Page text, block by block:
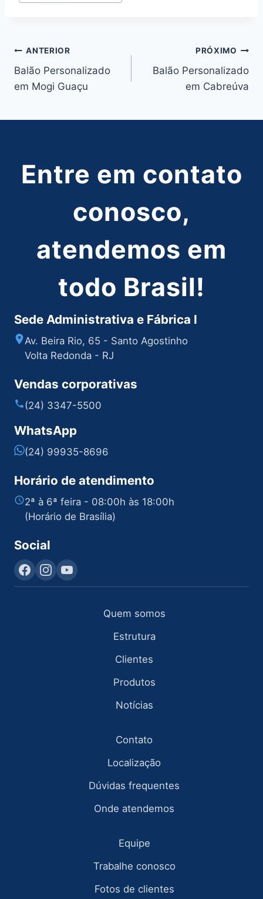
Navegação
de
ANTERIOR
Balão Personalizado
em Mogi Guaçu
PRÓXIMO
Balão Personalizado
em Cabreúva
Entre em contato
conosco,
atendemos em
todo Brasil!
Sede Administrativa e Fábrica I
Av. Beira Rio, 65 - Santo Agostinho
Volta Redonda - RJ
Vendas corporativas
(24) 3347-5500
WhatsApp
(24) 99935-8696
Horário de atendimento
2ª à 6ª feira - 08:00h às 18:00h
(Horário de Brasília)
Social
Quem somos
Estrutura
Clientes
Produtos
Notícias
Contato
Localização
Dúvidas frequentes
Onde atendemos
Equipe
Trabalhe conosco
Fotos de clientes